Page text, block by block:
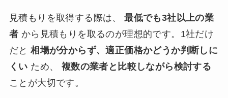
見積もりを取得する際は、最低でも3社以上の業
者 から見積もりを取るのが理想的です。1社だけ
だと相場が分からず、適正価格かどうか判断しに
くい ため、 複数の業者と比較しながら検討する
ことが大切です。